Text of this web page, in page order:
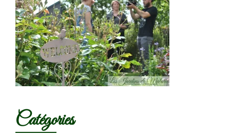
Catégories